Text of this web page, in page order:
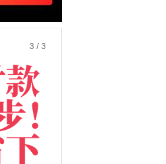
3 / 3